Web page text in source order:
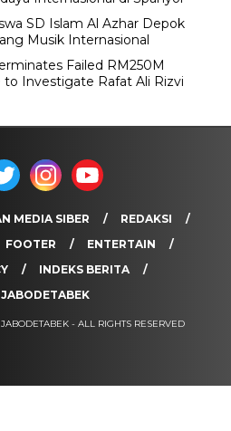
SD Islam Al Azhar Depok
Musik Internasional
Failed RM250M
to Investigate Rafat Ali Rizvi
MEDIA SIBER
REDAKSI
FOOTER
ENTERTAIN
INDEKS BERITA
- ALL RIGHTS RESERVED